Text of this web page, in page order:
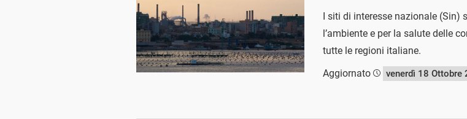
I siti di interesse nazionale (Sin)
l’ambiente e per la salute delle
tutte le regioni italiane.
Aggiornato
venerdì 18 Ottobre